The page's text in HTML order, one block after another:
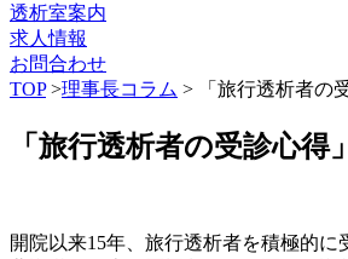
透析室案内
求人情報
お問合わせ
TOP>理事長コラム > 「旅行透析者の
「旅行透析者の受診心得」
開院以来15年、旅行透析者を積極的に